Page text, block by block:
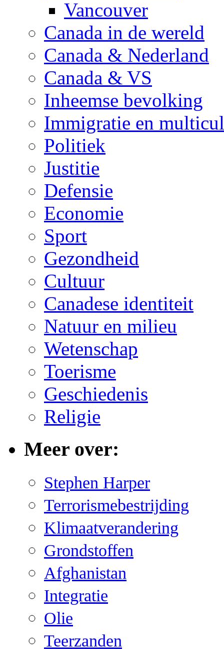
Vancouver
Canada in de wereld
Canada & Nederland
Canada & VS
Inheemse bevolking
Immigratie en
Politiek
Justitie
Defensie
Economie
Sport
Gezondheid
Cultuur
Canadese identiteit
Natuur en milieu
Wetenschap
Toerisme
Geschiedenis
Religie
Meer over:
Stephen Harper
Terrorismebestrijding
Klimaatverandering
Grondstoffen
Afghanistan
Integratie
Olie
Teerzanden